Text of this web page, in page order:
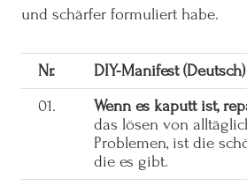
und schärfer formuliert habe.
Nr.
DIY-Manifest (Deutsch)
01.
Wenn es kaputt ist,
das lösen von
Problemen, ist die
die es gibt.